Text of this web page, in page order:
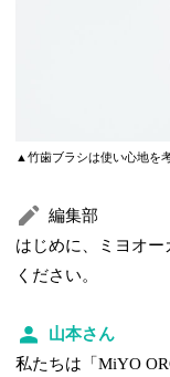
▲竹歯ブラシは使い心地を
編集部
はじめに、ミヨオ
ください。
山本さん
私たちは「MiYO